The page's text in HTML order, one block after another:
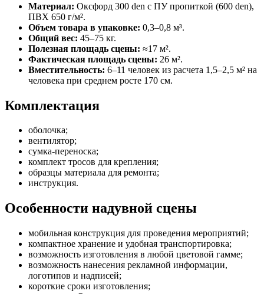
Материал: Оксфорд 300 den с ПУ пропиткой (600 den),
ПВХ 650 г/м².
Объем товара в упаковке: 0,3–0,8 м³.
Общий вес: 45–75 кг.
Полезная площадь сцены: ≈17 м².
Фактическая площадь сцены: 26 м².
Вместительность: 6–11 человек из расчета 1,5–2,5 м² на
человека при среднем росте 170 см.
Комплектация
оболочка;
вентилятор;
сумка-переноска;
комплект тросов для крепления;
образцы материала для ремонта;
инструкция.
Особенности надувной сцены
мобильная конструкция для проведения мероприятий;
компактное хранение и удобная транспортировка;
возможность изготовления в любой цветовой гамме;
возможность нанесения рекламной информации,
логотипов и надписей;
короткие сроки изготовления;